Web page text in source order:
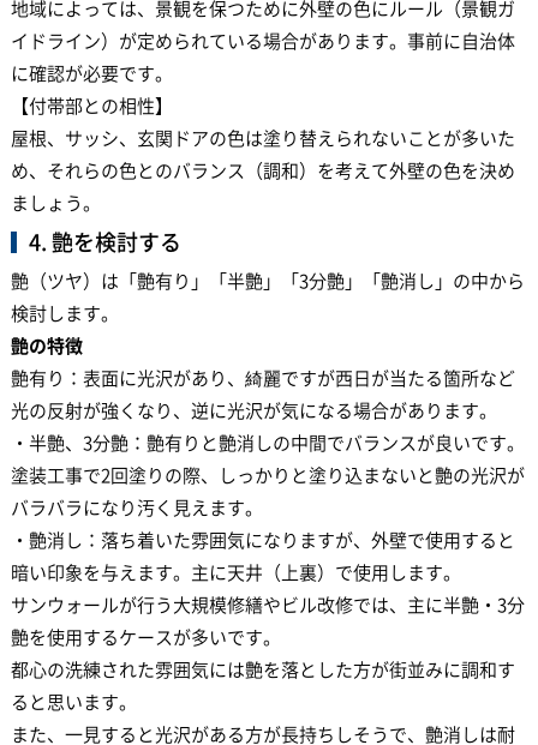
地域によっては、景観を保つために外壁の色にルール（景観ガ
イドライン）が定められている場合があります。事前に自治体
に確認が必要です。
【付帯部との相性】
屋根、サッシ、玄関ドアの色は塗り替えられないことが多いた
め、それらの色とのバランス（調和）を考えて外壁の色を決め
ましょう。
4. 艶を検討する
艶（ツヤ）は「艶有り」「半艶」「3分艶」「艶消し」の中から
検討します。
艶の特徴
艶有り：表面に光沢があり、綺麗ですが西日が当たる箇所など
光の反射が強くなり、逆に光沢が気になる場合があります。
・半艶、3分艶：艶有りと艶消しの中間でバランスが良いです。
塗装工事で2回塗りの際、しっかりと塗り込まないと艶の光沢が
バラバラになり汚く見えます。
・艶消し：落ち着いた雰囲気になりますが、外壁で使用すると
暗い印象を与えます。主に天井（上裏）で使用します。
サンウォールが行う大規模修繕やビル改修では、主に半艶・3分
艶を使用するケースが多いです。
都心の洗練された雰囲気には艶を落とした方が街並みに調和す
ると思います。
また、一見すると光沢がある方が長持ちしそうで、艶消しは耐